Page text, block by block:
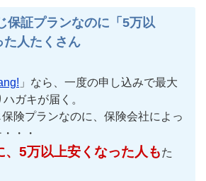
保証プランなのに「5万以
た人たくさん
」なら、一度の申し込みで最大
ガキが届く。
険プランなのに、保険会社によっ
・・
、5万以上安くなった人もた